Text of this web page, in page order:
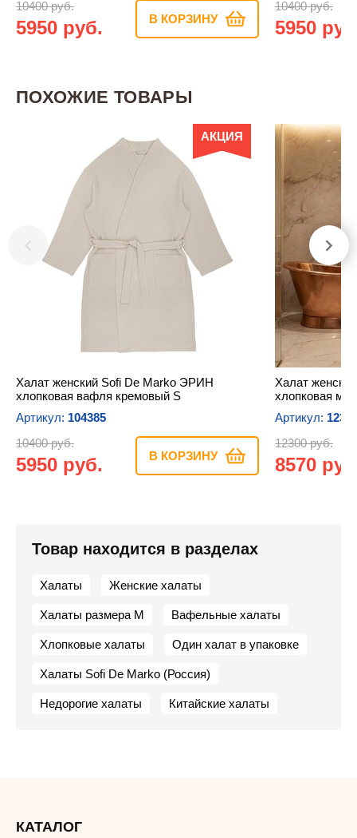
10400 руб.
5950 руб. В КОРЗИНУ
10400 руб.
5950
ПОХОЖИЕ ТОВАРЫ
АКЦИЯ
Халат женский Sofi De Marko ЭРИН
хлопковая вафля кремовый S
Артикул: 104385
10400 руб.
5950 руб. В КОРЗИНУ
Халат
хлопковая
Артикул:
12300 руб.
8570
Товар находится в разделах
Халаты Женские халаты
Халаты размера M Вафельные халаты
Хлопковые халаты Один халат в упаковке
Халаты Sofi De Marko (Россия)
Недорогие халаты Китайские халаты
КАТАЛОГ